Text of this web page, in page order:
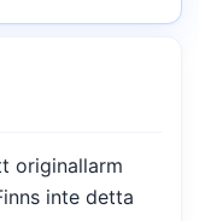
originallarm
inte detta